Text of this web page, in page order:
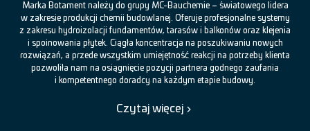
Marka Botament należy do grupy MC-Bauchemie – światowego lidera
w zakresie produkcji chemii budowlanej. Oferuje profesjonalne systemy
z zakresu hydroizolacji fundamentów, tarasów i balkonów oraz klejenia
i spoinowania płytek. Ciągła koncentracja na poszukiwaniu nowych
rozwiązań, a przede wszystkim umiejętność reakcji na potrzeby klienta
pozwoliła nam na osiągnięcie pozycji partnera godnego zaufania
i kompetentnego doradcy na każdym etapie budowy.
Czytaj więcej